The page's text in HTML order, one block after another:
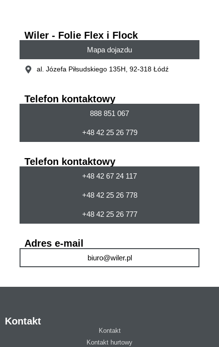
Wiler - Folie Flex i Flock
Mapa dojazdu
al. Józefa Piłsudskiego 135H, 92-318 Łódź
Telefon kontaktowy
888 851 067
+48 42 25 26 779
Telefon kontaktowy
+48 42 67 24 117
+48 42 25 26 778
+48 42 25 26 777
Adres e-mail
biuro@wiler.pl
Kontakt
Kontakt
Kontakt hurtowy